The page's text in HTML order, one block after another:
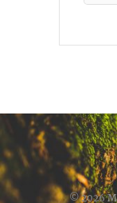
© 2026